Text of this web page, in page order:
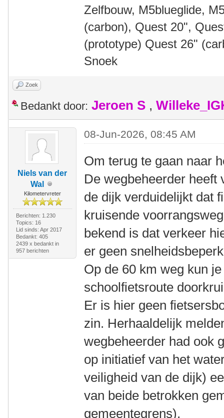
Zelfbouw, M5blueglide,
(carbon), Quest 20",
(prototype) Quest 26"
Snoek
Zoek
Bedankt door: Jeroen S ,
Niels van der
Wal
Kilometervreter
Berichten: 1.230
Topics: 16
Lid sinds: Apr 2017
Bedankt: 405
2439 x bedankt in
957 berichten
08-Jun-2026, 08:45 AM
Om terug te gaan naar
De wegbeheerder
de dijk verduidelijkt dat
kruisende
bekend is dat verkeer
er geen
Op de 60 km weg kun
schoolfietsroute
Er is hier geen
zin. Herhaaldelijk
wegbeheerder had ook
op initiatief van het
veiligheid van de dijk)
van beide betrokken
gemeentegrens).